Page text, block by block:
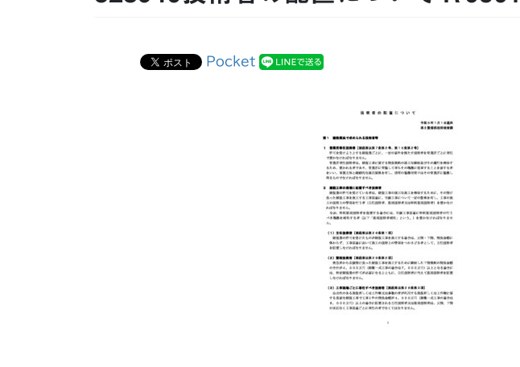
Pocket